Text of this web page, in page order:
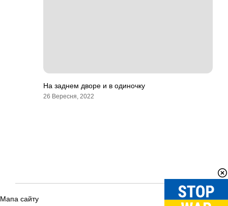
На заднем дворе и в одиночку
26 Вересня, 2022
Мапа сайту